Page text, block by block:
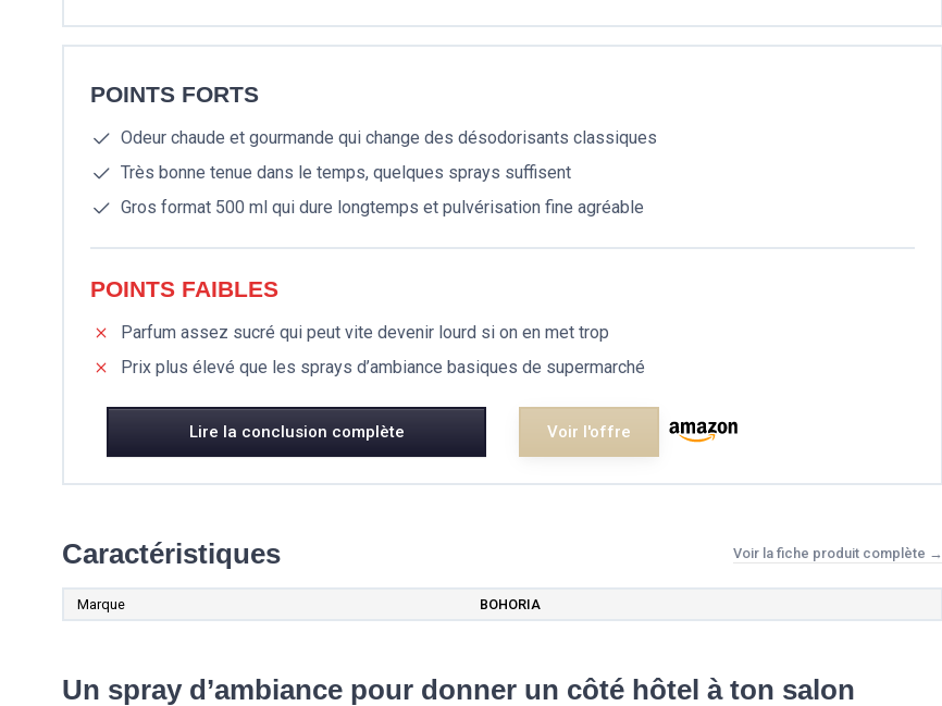
POINTS FORTS
Odeur chaude et gourmande qui change des désodorisants classiques
Très bonne tenue dans le temps, quelques sprays suffisent
Gros format 500 ml qui dure longtemps et pulvérisation fine agréable
POINTS FAIBLES
Parfum assez sucré qui peut vite devenir lourd si on en met trop
Prix plus élevé que les sprays d’ambiance basiques de supermarché
Lire la conclusion complète Voir l'offre
Caractéristiques Voir la fiche produit complète →
Marque BOHORIA
Un spray d’ambiance pour donner un côté hôtel à ton salon